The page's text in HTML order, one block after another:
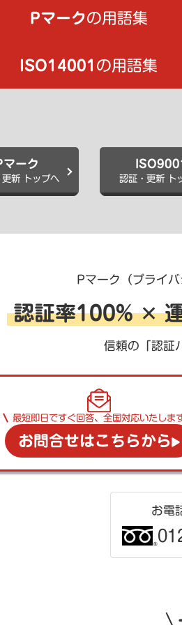
Pマークの用語集
ISO14001 の用語集
マーク
更新 トップへ 認証・更新 ト
Pマーク（プライ
認証率100% ✕
信頼の「認証
最短即日ですぐ回答、全国対応いたしま
お問合せはこちらから
お電